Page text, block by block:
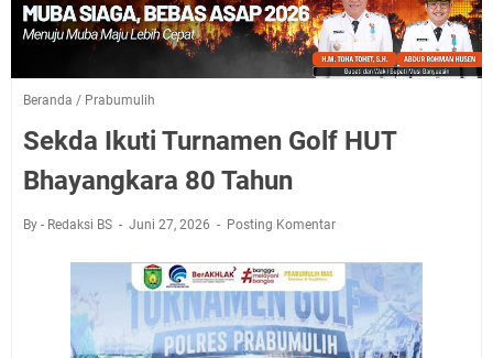
Beranda / Prabumulih
Sekda Ikuti Turnamen Golf HUT
Bhayangkara 80 Tahun
By - Redaksi BS Juni 27, 2026 Posting Komentar